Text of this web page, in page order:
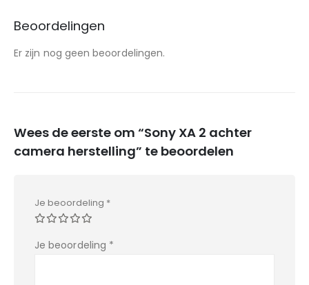
Beoordelingen
Er zijn nog geen beoordelingen.
Wees de eerste om “Sony XA 2 achter
camera herstelling” te beoordelen
Je beoordeling *
Je beoordeling *